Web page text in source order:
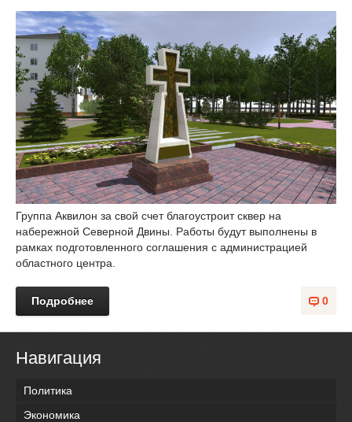
Группа Аквилон за свой счет благоустроит сквер на
набережной Северной Двины. Работы будут выполнены в
рамках подготовленного соглашения с администрацией
областного центра.
0
Подробнее
Навигация
Политика
Экономика